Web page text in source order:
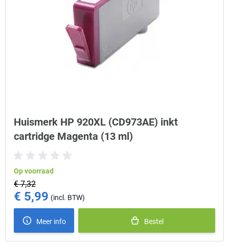
Huismerk HP 920XL (CD973AE) inkt
cartridge Magenta (13 ml)
Op voorraad
€ 7,32
Special Price
€ 5,99
Meer info Bestel